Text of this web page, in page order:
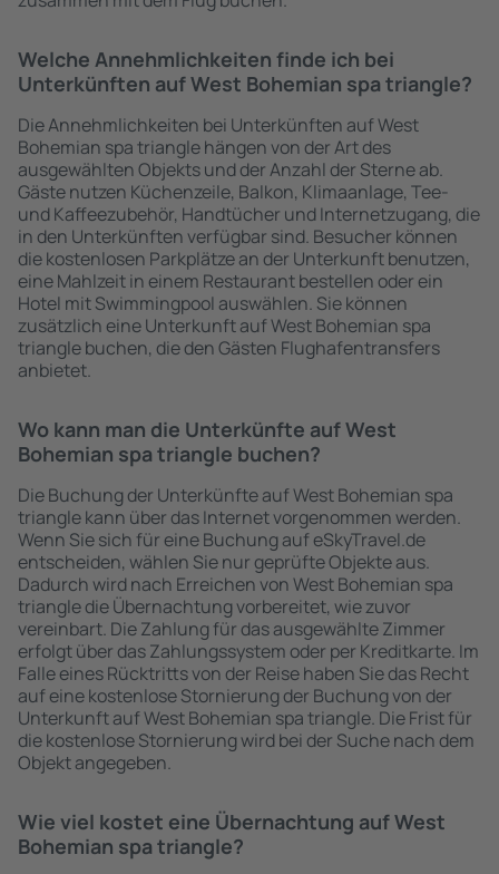
Welche Annehmlichkeiten finde ich bei
Unterkünften auf West Bohemian spa triangle?
Die Annehmlichkeiten bei Unterkünften auf West
Bohemian spa triangle hängen von der Art des
ausgewählten Objekts und der Anzahl der Sterne ab.
Gäste nutzen Küchenzeile, Balkon, Klimaanlage, Tee-
und Kaffeezubehör, Handtücher und Internetzugang, die
in den Unterkünften verfügbar sind. Besucher können
die kostenlosen Parkplätze an der Unterkunft benutzen,
eine Mahlzeit in einem Restaurant bestellen oder ein
Hotel mit Swimmingpool auswählen. Sie können
zusätzlich eine Unterkunft auf West Bohemian spa
triangle buchen, die den Gästen Flughafentransfers
anbietet.
Wo kann man die Unterkünfte auf West
Bohemian spa triangle buchen?
Die Buchung der Unterkünfte auf West Bohemian spa
triangle kann über das Internet vorgenommen werden.
Wenn Sie sich für eine Buchung auf eSkyTravel.de
entscheiden, wählen Sie nur geprüfte Objekte aus.
Dadurch wird nach Erreichen von West Bohemian spa
triangle die Übernachtung vorbereitet, wie zuvor
vereinbart. Die Zahlung für das ausgewählte Zimmer
erfolgt über das Zahlungssystem oder per Kreditkarte. Im
Falle eines Rücktritts von der Reise haben Sie das Recht
auf eine kostenlose Stornierung der Buchung von der
Unterkunft auf West Bohemian spa triangle. Die Frist für
die kostenlose Stornierung wird bei der Suche nach dem
Objekt angegeben.
Wie viel kostet eine Übernachtung auf West
Bohemian spa triangle?